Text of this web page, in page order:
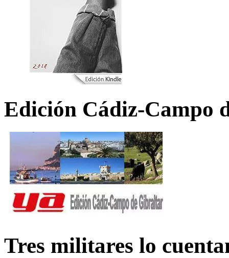
Edición Cádiz-Campo
Tres militares lo